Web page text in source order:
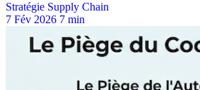
Stratégie Supply Chain
7 Fév 2026 7 min